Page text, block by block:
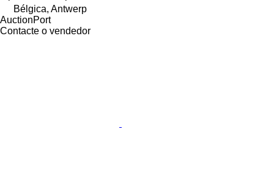
Bélgica, Antwerp
AuctionPort
Contacte o vendedor